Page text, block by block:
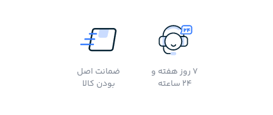
7 روز هفته و
24 ساعته
ضمانت اصل
بودن کالا